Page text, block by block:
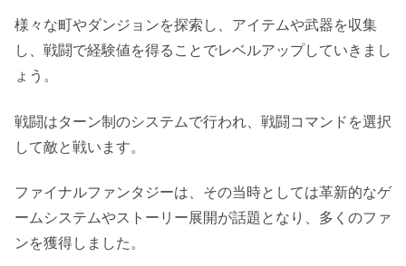
様々な町やダンジョンを探索し、アイテムや武器を収集
し、戦闘で経験値を得ることでレベルアップしていきまし
ょう。
戦闘はターン制のシステムで行われ、戦闘コマンドを選択
して敵と戦います。
ファイナルファンタジーは、その当時としては革新的なゲ
ームシステムやストーリー展開が話題となり、多くのファ
ンを獲得しました。